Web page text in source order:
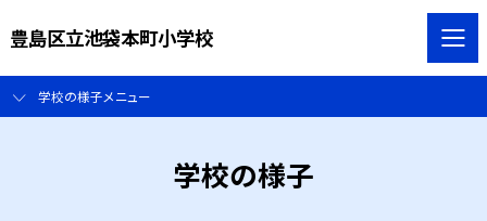
豊島区立池袋本町小学校
学校の様子メニュー
学校の様子